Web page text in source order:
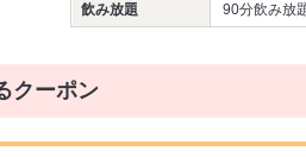
飲み放題 90分飲み放
クーポン